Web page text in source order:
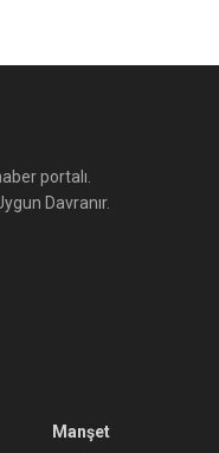
portalı.
Davranır.
Manşet